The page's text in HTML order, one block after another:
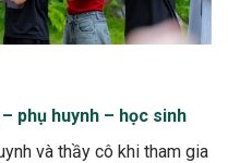
phụ huynh – học sinh
và thầy cô khi tham gia